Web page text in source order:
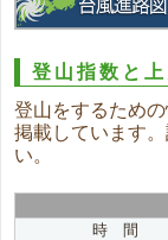
登山指数と
登山をするため
掲載しています
い。
時 間